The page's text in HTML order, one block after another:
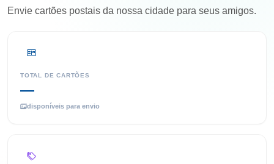
Envie cartões postais da nossa cidade para seus amigos.
TOTAL DE CARTÕES
—
disponíveis para envio